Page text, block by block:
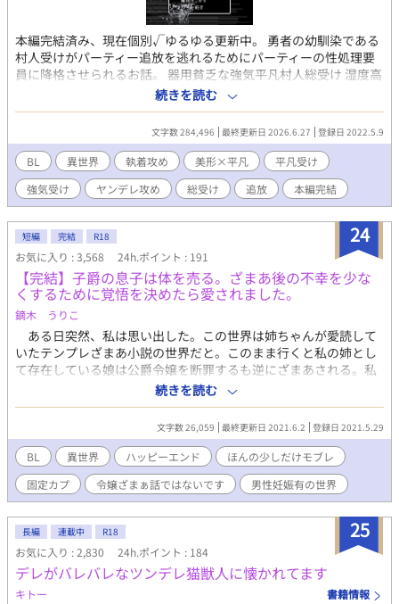
本編完結済み、現在個別√ゆるゆる更新中。 勇者の幼馴染である
村人受けがパーティー追放を逃れるためにパーティーの性処理要
員に降格させられるお話。 器用貧乏な強気平凡村人総受け 湿度高
めの幼馴染優男勇者攻め 軽薄いい加減年上遊び人盗賊攻め 陰湿性
悪いじめっ子気質な年上魔道士攻め 真面目誠実強面新入り騎士攻
め ※基本無理矢理、公開レイプ、NTR、乱交含む ※シリアスエ
ロ、胸糞、なんでも許せる方向け
続きを読む
文字数 284,496 最終更新日 2026.6.27 登録日 2022.5.9
BL 異世界 執着攻め 美形×平凡
平凡受け
強気受け
ヤンデレ攻め 総受け 追放 本編完結
24
短編 完結 R18
お気に入り : 3,568 24h.ポイント : 191
【完結】子爵の息子は体を売る。ざまあ後の不幸を少な
くするために覚悟を決めたら愛されました。
鏑木 うりこ
ある日突然、私は思い出した。この世界は姉ちゃんが愛読して
いたテンプレざまあ小説の世界だと。このまま行くと私の姉とし
て存在している娘は公爵令嬢を断罪するも逆にざまあされる。私
の大切な家族は全員悲惨で不幸な道を歩まされる。 そんなのは
嫌だ。せめて仲の良い兄妹だけでも救いたい。私は素早く行動し
た。 溺愛気味R18でさらさらと進んで行きます。令嬢ざまぁ物
ではありません。タイトルのせいでがっかりした方には申し訳な
く思います。すみません……。タグを増やしておきました。 男
性妊娠がある世界です。 文字数は2万字を切る少なさですが、
お楽しみいただけると幸いに存じます。 追加編を少し加えたの
で、少し文字数が増えました。 ★本編完結済みです。 5/29
HOT入りありがとうございます！ 5/30 HOT入り＆BL1位本当に
ありがとうございます！嬉しくて踊りそうです！ 5/31 HOT4
位？！BL1位？！？！え？何ちょっとびっくりし過ぎて倒れるか
も･:*+.\(( °ω° ))/.:+ビャー！ HOT1位になっておりま、おりま、
おりまし、て……(混乱) 誠に！誠にありがとう！ございますー
続きを読む
文字数 26,059 最終更新日 2021.6.2 登録日 2021.5.29
BL 異世界 ハッピーエンド
ほんの少しだけモブレ
固定カプ
令嬢ざまぁ話ではないです 男性妊娠有の世界
25
長編 連載中 R18
お気に入り : 2,830 24h.ポイント : 184
デレがバレバレなツンデレ猫獣人に懐かれてます
キトー 書籍情報